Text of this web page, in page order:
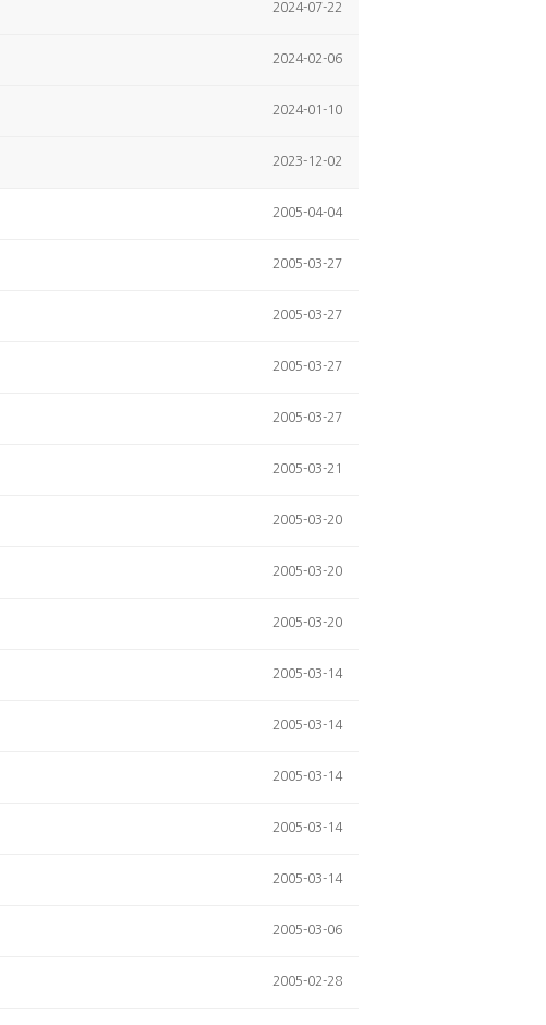
2024-07-22
2024-02-06
2024-01-10
2023-12-02
2005-04-04
2005-03-27
2005-03-27
2005-03-27
2005-03-27
2005-03-21
2005-03-20
2005-03-20
2005-03-20
2005-03-14
2005-03-14
2005-03-14
2005-03-14
2005-03-14
2005-03-06
2005-02-28